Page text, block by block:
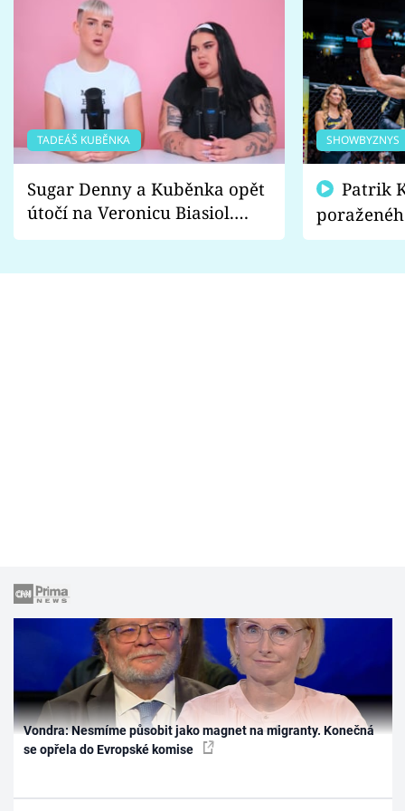
TADEÁŠ KUBĚNKA
Sugar Denny a Kuběnka opět
útočí na Veronicu Biasiol.
Proč je podle nich falešná a
SHOWBYZNYS
fanoušci
Vondra: Nesmíme působit jako magnet na migranty. Konečná
se opřela do Evropské komise